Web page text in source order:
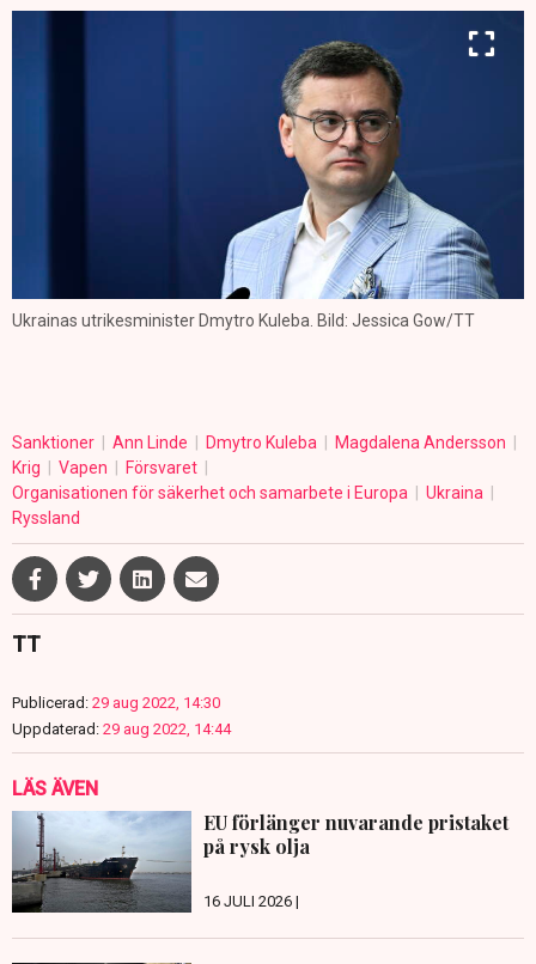
Ukrainas utrikesminister Dmytro Kuleba. Bild: Jessica Gow/TT
Sanktioner Ann Linde Dmytro Kuleba
Magdalena Andersson
Krig
Vapen
Försvaret
Organisationen för säkerhet och samarbete i Europa
Ukraina
Ryssland
TT
Publicerad: 29 aug 2022, 14:30
Uppdaterad: 29 aug 2022, 14:44
LÄS ÄVEN
EU förlänger nuvarande pristaket
på rysk olja
16 JULI 2026 |